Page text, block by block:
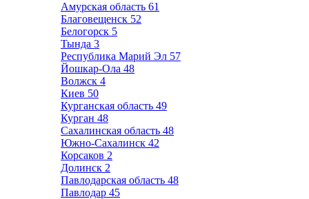
Амурская область 61
Благовещенск 52
Белогорск 5
Тында 3
Республика Марий Эл 57
Йошкар-Ола 48
Волжск 4
Киев 50
Курганская область 49
Курган 48
Сахалинская область 48
Южно-Сахалинск 42
Корсаков 2
Долинск 2
Павлодарская область 48
Павлодар 45